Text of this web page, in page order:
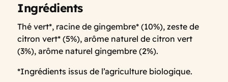
Ingrédients
Thé vert*, racine de gingembre* (10%), zeste de
citron vert* (5%), arôme naturel de citron vert
(3%), arôme naturel gingembre (2%).
*Ingrédients issus de l’agriculture biologique.